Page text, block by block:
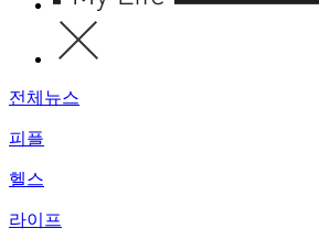
전체뉴스
피플
헬스
라이프